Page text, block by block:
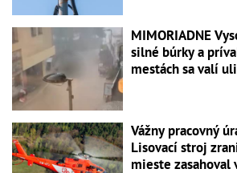
MIMORIADNE
silné búrky a
mestách sa valí
Vážny pracovný
Lisovací stroj
mieste